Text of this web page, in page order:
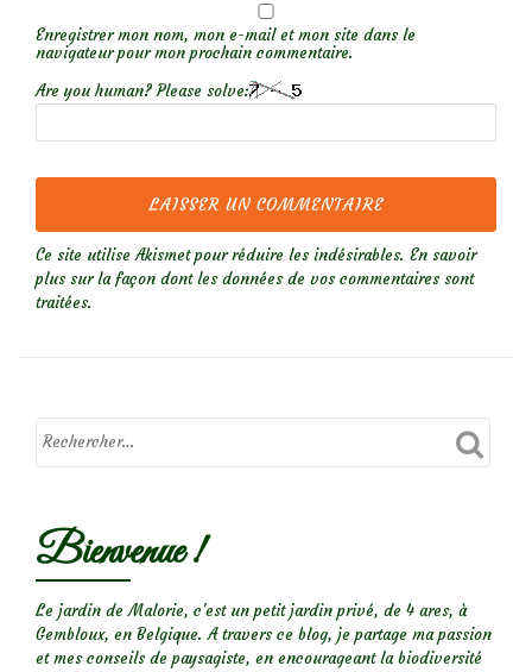
Enregistrer mon nom, mon e-mail et mon site dans le
navigateur pour mon prochain commentaire.
Are you human? Please solve:
Ce site utilise Akismet pour réduire les indésirables. En savoir
plus sur la façon dont les données de vos commentaires sont
traitées.
Bienvenue !
Le jardin de Malorie, c'est un petit jardin privé, de 4 ares, à
Gembloux, en Belgique. A travers ce blog, je partage ma passion
et mes conseils de paysagiste, en encourageant la biodiversité